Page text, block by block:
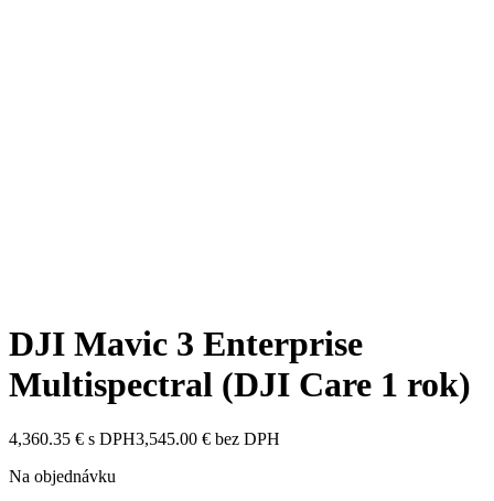
DJI Mavic 3 Enterprise
Multispectral (DJI Care 1 rok)
4,360.35 € s DPH3,545.00 € bez DPH
Na objednávku